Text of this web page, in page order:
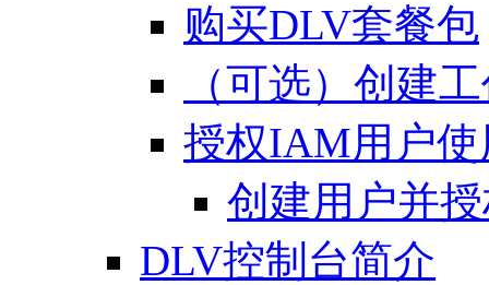
购买DLV套餐包
（可选）创建
授权IAM用户使
创建用户并
DLV控制台简介